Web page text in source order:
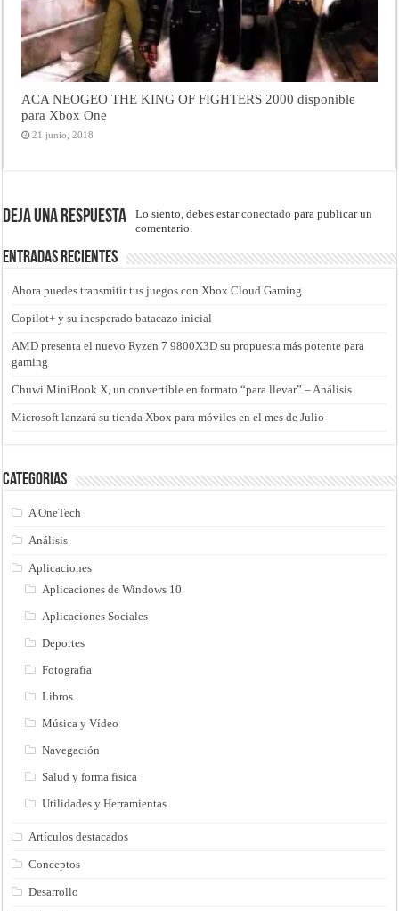
ACA NEOGEO THE KING OF FIGHTERS 2000 disponible
para Xbox One
21 junio, 2018
Deja una respuesta Lo siento, debes estarconectado para publicar un
comentario.
Entradas recientes
Ahora puedes transmitir tus juegos con Xbox Cloud Gaming
Copilot+ y su inesperado batacazo inicial
AMD presenta el nuevo Ryzen 7 9800X3D su propuesta más potente para
gaming
Chuwi MiniBook X, un convertible en formato “para llevar” – Análisis
Microsoft lanzará su tienda Xbox para móviles en el mes de Julio
Categorias
A OneTech
Análisis
Aplicaciones
Aplicaciones de Windows 10
Aplicaciones Sociales
Deportes
Fotografía
Libros
Música y Vídeo
Navegación
Salud y forma fisica
Utilidades y Herramientas
Artículos destacados
Conceptos
Desarrollo